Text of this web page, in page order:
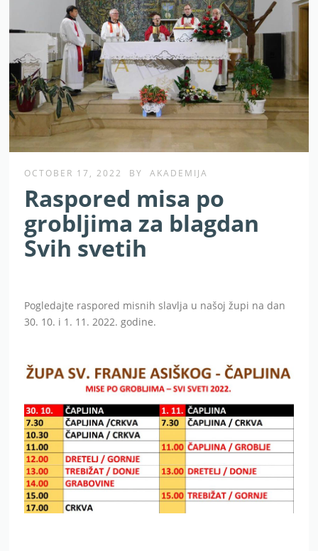
OCTOBER 17, 2022 BY AKADEMIJA
Raspored misa po
grobljima za blagdan
Svih svetih
Pogledajte raspored misnih slavlja u našoj župi na dan
30. 10. i 1. 11. 2022. godine.